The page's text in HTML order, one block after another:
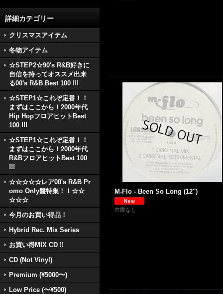
詳細カテゴリー
クリスマスアイテム
冬物アイテム
☆STEP2☆90's R&B好きに
自信を持ってオススメ出来
る00's R&B Best 100 !!!
☆STEP1☆これぞ定番！！
まずはここから！2000年代
Hip HopフロアヒットBest
100 !!!
☆STEP1☆これぞ定番！！
まずはここから！2000年代
R&BフロアヒットBest 100
!!!
☆☆☆☆☆レア00's R&B Pr
omo Only盤特集！！☆☆
☆☆☆
今月のお買い得品！
Hybrid Rec. Mix Series
お買い得MIX CD !!
CD (Not Vinyl)
Premium (¥5000〜)
Low Price (〜¥500)
M-Flo - Been So Long (12'')
在庫なし